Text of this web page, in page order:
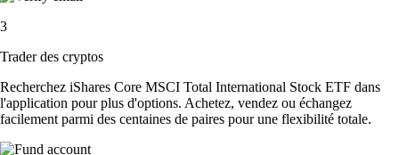
3
Trader des cryptos
Recherchez iShares Core MSCI Total International Stock ETF dans
l'application pour plus d'options. Achetez, vendez ou échangez
facilement parmi des centaines de paires pour une flexibilité totale.